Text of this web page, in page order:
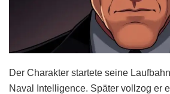
Der Charakter startete seine
Naval Intelligence. Später vollzog er